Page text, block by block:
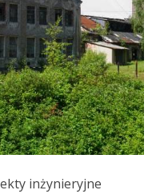
inżynieryjne